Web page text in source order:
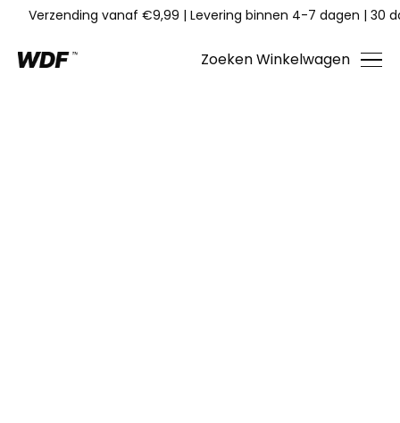
Verzending vanaf €9,99 | Levering binnen 4-7 dagen | 30
ZoekenWinkelwagen